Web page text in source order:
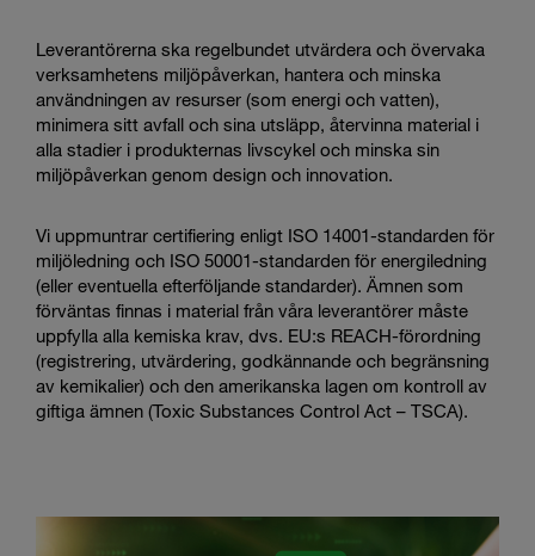
Leverantörerna ska regelbundet utvärdera och övervaka
verksamhetens miljöpåverkan, hantera och minska
användningen av resurser (som energi och vatten),
minimera sitt avfall och sina utsläpp, återvinna material i
alla stadier i produkternas livscykel och minska sin
miljöpåverkan genom design och innovation.
Vi uppmuntrar certifiering enligt ISO 14001-standarden för
miljöledning och ISO 50001-standarden för energiledning
(eller eventuella efterföljande standarder). Ämnen som
förväntas finnas i material från våra leverantörer måste
uppfylla alla kemiska krav, dvs. EU:s REACH-förordning
(registrering, utvärdering, godkännande och begränsning
av kemikalier) och den amerikanska lagen om kontroll av
giftiga ämnen (Toxic Substances Control Act – TSCA).